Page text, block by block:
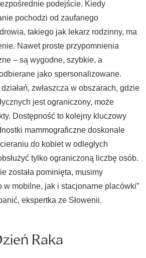
podejście. Kiedy
pochodzi od zaufanego
takiego jak lekarz rodzinny, ma
Nawet proste przypomnienia
– są wygodne, szybkie, a
jako spersonalizowane.
zwłaszcza w obszarach, gdzie
jest ograniczony, może
Dostępność to kolejny kluczowy
mammograficzne doskonale
do kobiet w odległych
tylko ograniczoną liczbę osób.
została pominięta, musimy
w mobilne, jak i stacjonarne placówki”
ekspertka ze Słowenii.
Raka